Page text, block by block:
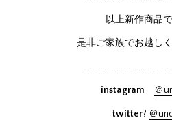
以上新作商品で
是非ご家族でお越し
instagram ＠
twitter? ＠